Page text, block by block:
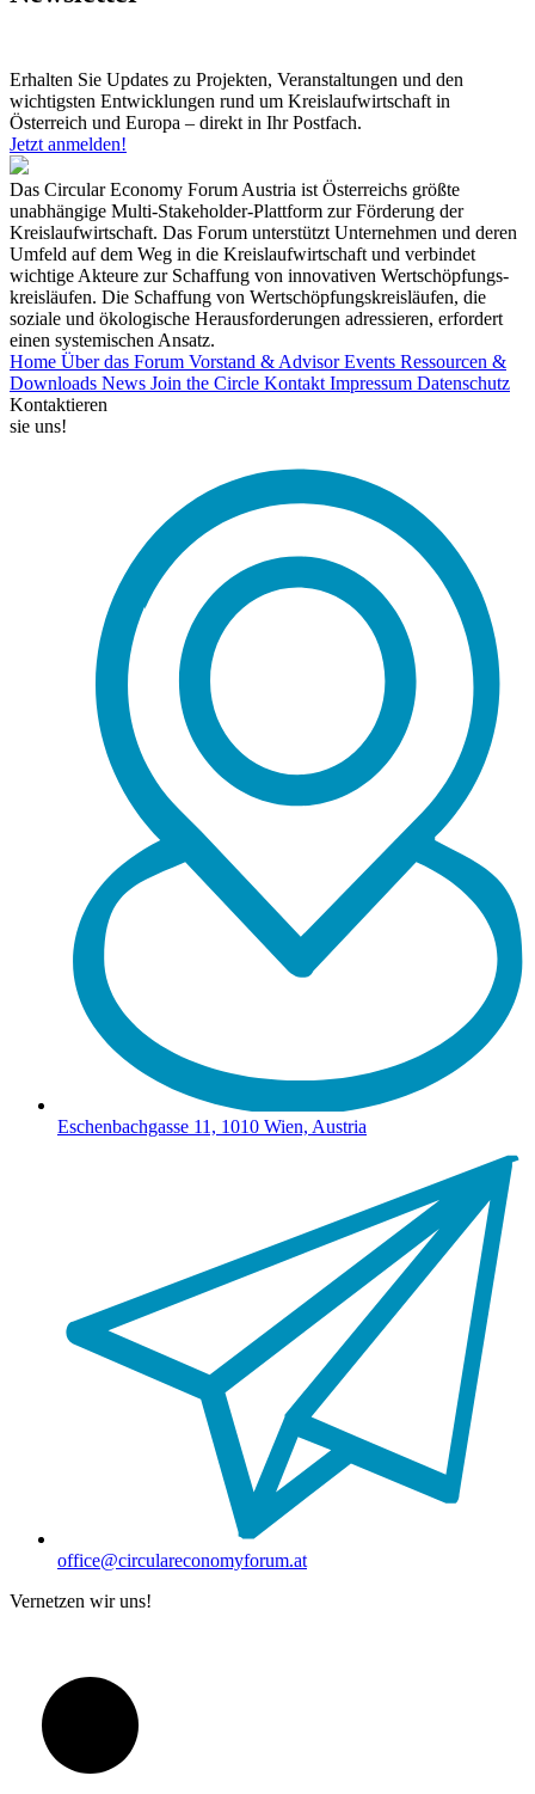
Erhalten Sie Updates zu Projekten, Veranstaltungen und den
wichtigsten Entwicklungen rund um Kreislaufwirtschaft in
Österreich und Europa – direkt in Ihr Postfach.
Jetzt anmelden!
Das Circular Economy Forum Austria ist Österreichs größte
unabhängige Multi-Stakeholder-Plattform zur Förderung der
Kreislaufwirtschaft. Das Forum unterstützt Unternehmen und deren
Umfeld auf dem Weg in die Kreislaufwirtschaft und verbindet
wichtige Akteure zur Schaffung von innovativen Wertschöpfungs-
kreisläufen. Die Schaffung von Wertschöpfungskreisläufen, die
soziale und ökologische Herausforderungen adressieren, erfordert
einen systemischen Ansatz.
Home Über das Forum Vorstand & AdvisorEvents Ressourcen &
Downloads News Join the Circle Kontakt Impressum Datenschutz
Kontaktieren
sie uns!
Eschenbachgasse 11, 1010 Wien, Austria
office@circulareconomyforum.at
Vernetzen wir uns!